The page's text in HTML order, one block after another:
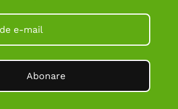
Abonare